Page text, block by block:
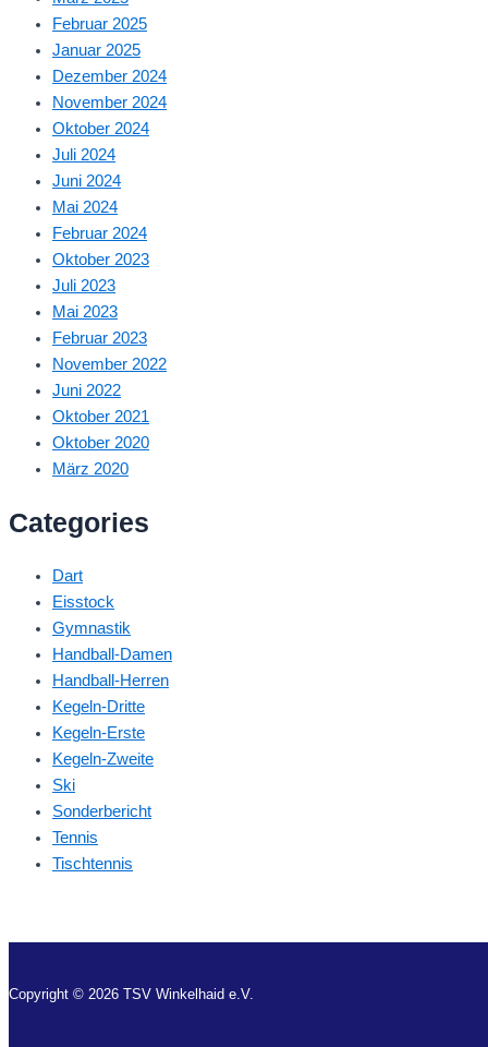
Februar 2025
Januar 2025
Dezember 2024
November 2024
Oktober 2024
Juli 2024
Juni 2024
Mai 2024
Februar 2024
Oktober 2023
Juli 2023
Mai 2023
Februar 2023
November 2022
Juni 2022
Oktober 2021
Oktober 2020
März 2020
Categories
Dart
Eisstock
Gymnastik
Handball-Damen
Handball-Herren
Kegeln-Dritte
Kegeln-Erste
Kegeln-Zweite
Ski
Sonderbericht
Tennis
Tischtennis
Copyright © 2026 TSV Winkelhaid e.V.